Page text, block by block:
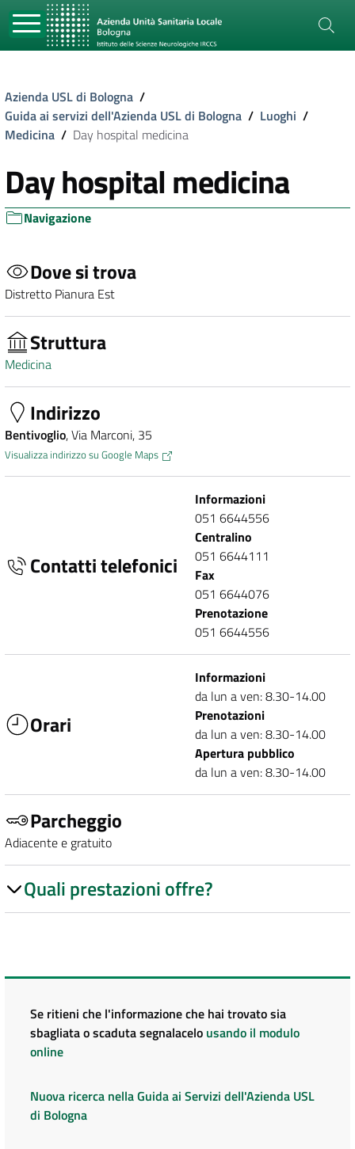
Azienda USL di Bologna /
Guida ai servizi dell'Azienda USL di Bologna / Luoghi /
Medicina / Day hospital medicina
Day hospital medicina
Navigazione
Dove si trova
Distretto Pianura Est
Struttura
Medicina
Indirizzo
Bentivoglio, Via Marconi, 35
Visualizza indirizzo su Google Maps
Contatti telefonici
Informazioni
051 6644556
Centralino
051 6644111
Fax
051 6644076
Prenotazione
051 6644556
Orari
Informazioni
da lun a ven: 8.30-14.00
Prenotazioni
da lun a ven: 8.30-14.00
Apertura pubblico
da lun a ven: 8.30-14.00
Parcheggio
Adiacente e gratuito
Quali prestazioni offre?
Se ritieni che l'informazione che hai trovato sia
sbagliata o scaduta segnalacelo usando il modulo
online
Nuova ricerca nella Guida ai Servizi dell'Azienda USL
di Bologna